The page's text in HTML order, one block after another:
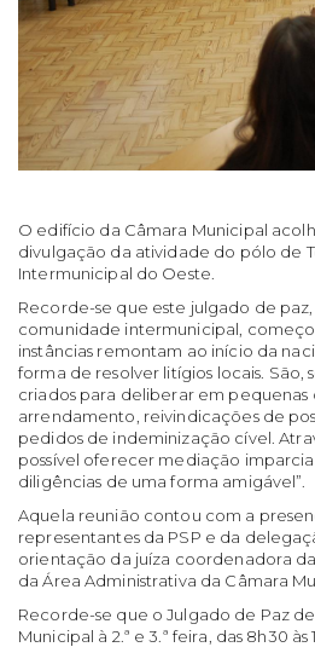
O edifício da Câmara Municipal
divulgação da atividade do pólo de
Intermunicipal do Oeste.
Recorde-se que este julgado de
comunidade intermunicipal,
instâncias remontam ao início da
forma de resolver litígios locais. São,
criados para deliberar em
arrendamento, reivindicações de
pedidos de indeminização cível.
possível oferecer mediação
diligências de uma forma amigável”.
Aquela reunião contou com a
representantes da PSP e da
orientação da juíza coordenadora
da Área Administrativa da Câmara
Recorde-se que o Julgado de Paz
Municipal à 2.ª e 3.ª feira, das 8h30 às